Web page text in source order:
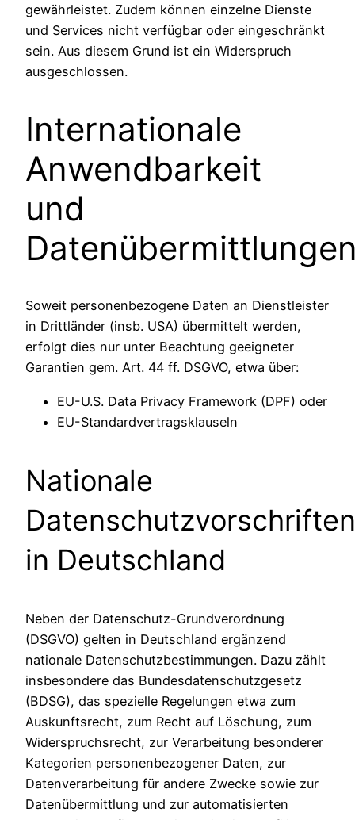
gewährleistet. Zudem können einzelne Dienste
und Services nicht verfügbar oder eingeschränkt
sein. Aus diesem Grund ist ein Widerspruch
ausgeschlossen.
Internationale
Anwendbarkeit
und
Soweit personenbezogene Daten an Dienstleister
in Drittländer (insb. USA) übermittelt werden,
erfolgt dies nur unter Beachtung geeigneter
Garantien gem. Art. 44 ff. DSGVO, etwa über:
EU-U.S. Data Privacy Framework (DPF) oder
EU-Standardvertragsklauseln
Nationale
Datenschutzvorschriften
in Deutschland
Neben der Datenschutz-Grundverordnung
(DSGVO) gelten in Deutschland ergänzend
nationale Datenschutzbestimmungen. Dazu zählt
insbesondere das Bundesdatenschutzgesetz
(BDSG), das spezielle Regelungen etwa zum
Auskunftsrecht, zum Recht auf Löschung, zum
Widerspruchsrecht, zur Verarbeitung besonderer
Kategorien personenbezogener Daten, zur
Datenverarbeitung für andere Zwecke sowie zur
Datenübermittlung und zur automatisierten